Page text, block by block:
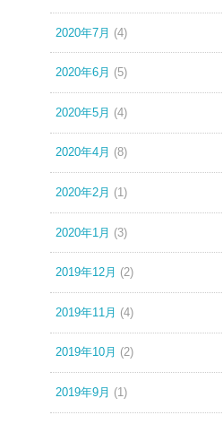
2020年7月 (4)
2020年6月 (5)
2020年5月 (4)
2020年4月 (8)
2020年2月 (1)
2020年1月 (3)
2019年12月 (2)
2019年11月 (4)
2019年10月 (2)
2019年9月 (1)